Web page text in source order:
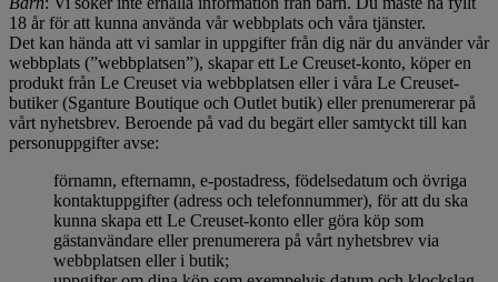
18 år för att kunna använda vår webbplats och våra tjänster.
Det kan hända att vi samlar in uppgifter från dig när du använder vår
webbplats (”webbplatsen”), skapar ett Le Creuset-konto, köper en
produkt från Le Creuset via webbplatsen eller i våra Le Creuset-
butiker (Sganture Boutique och Outlet butik) eller prenumererar på
vårt nyhetsbrev. Beroende på vad du begärt eller samtyckt till kan
personuppgifter avse:
förnamn, efternamn, e-postadress, födelsedatum och övriga
kontaktuppgifter (adress och telefonnummer), för att du ska
kunna skapa ett Le Creuset-konto eller göra köp som
gästanvändare eller prenumerera på vårt nyhetsbrev via
webbplatsen eller i butik;